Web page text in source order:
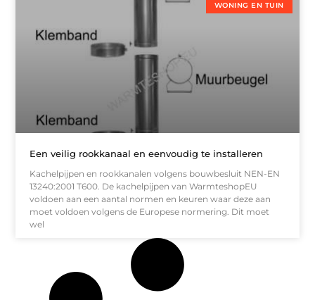
WONING EN TUIN
Een veilig rookkanaal en eenvoudig te installeren
Kachelpijpen en rookkanalen volgens bouwbesluit NEN-EN
13240:2001 T600. De kachelpijpen van WarmteshopEU
voldoen aan een aantal normen en keuren waar deze aan
moet voldoen volgens de Europese normering. Dit moet
wel